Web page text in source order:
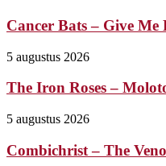
Cancer Bats – Give Me
5 augustus 2026
The Iron Roses –
5 augustus 2026
Combichrist – The